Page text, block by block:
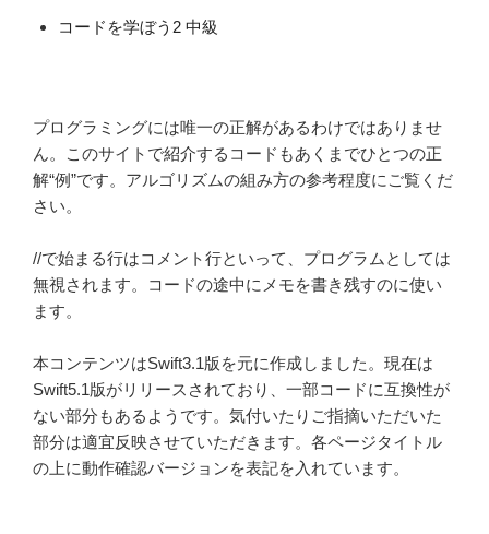
コードを学ぼう2 中級
プログラミングには唯一の正解があるわけではありませ
ん。このサイトで紹介するコードもあくまでひとつの正
解“例”です。アルゴリズムの組み方の参考程度にご覧くだ
さい。
//で始まる行はコメント行といって、プログラムとしては
無視されます。コードの途中にメモを書き残すのに使い
ます。
本コンテンツはSwift3.1版を元に作成しました。現在は
Swift5.1版がリリースされており、一部コードに互換性が
ない部分もあるようです。気付いたりご指摘いただいた
部分は適宜反映させていただきます。各ページタイトル
の上に動作確認バージョンを表記を入れています。